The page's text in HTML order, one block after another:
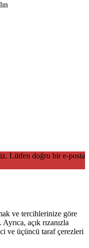
Lütfen doğru bir e-posta
ve tercihlerinize göre
açık rızanızla
ve üçüncü taraf çerezleri